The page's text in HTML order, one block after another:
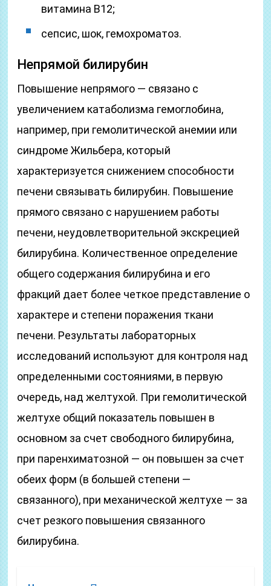
витамина В12;
сепсис, шок, гемохроматоз.
Непрямой билирубин
Повышение непрямого — связано с
увеличением катаболизма гемоглобина,
например, при гемолитической анемии или
синдроме Жильбера, который
характеризуется снижением способности
печени связывать билирубин. Повышение
прямого связано с нарушением работы
печени, неудовлетворительной экскрецией
билирубина. Количественное определение
общего содержания билирубина и его
фракций дает более четкое представление о
характере и степени поражения ткани
печени. Результаты лабораторных
исследований используют для контроля над
определенными состояниями, в первую
очередь, над желтухой. При гемолитической
желтухе общий показатель повышен в
основном за счет свободного билирубина,
при паренхиматозной — он повышен за счет
обеих форм (в большей степени —
связанного), при механической желтухе — за
счет резкого повышения связанного
билирубина.